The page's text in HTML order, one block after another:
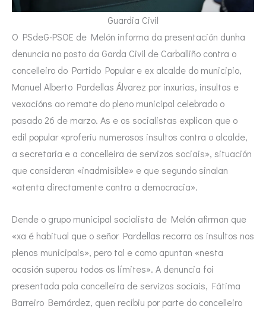
Guardia Civil
O PSdeG-PSOE de Melón informa da presentación dunha
denuncia no posto da Garda Civil de Carballiño contra o
concelleiro do Partido Popular e ex alcalde do municipio,
Manuel Alberto Pardellas Álvarez por inxurias, insultos e
vexacións ao remate do pleno municipal celebrado o
pasado 26 de marzo. As e os socialistas explican que o
edil popular «proferiu numerosos insultos contra o alcalde,
a secretaria e a concelleira de servizos sociais», situación
que consideran «inadmisible» e que segundo sinalan
«atenta directamente contra a democracia».
Dende o grupo municipal socialista de Melón afirman que
«xa é habitual que o señor Pardellas recorra os insultos nos
plenos municipais», pero tal e como apuntan «nesta
ocasión superou todos os límites». A denuncia foi
presentada pola concelleira de servizos sociais, Fátima
Barreiro Bernárdez, quen recibiu por parte do concelleiro